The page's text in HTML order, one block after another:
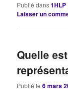
Publié dans1HLP
Laisser un
Quelle
Publié le6 mars